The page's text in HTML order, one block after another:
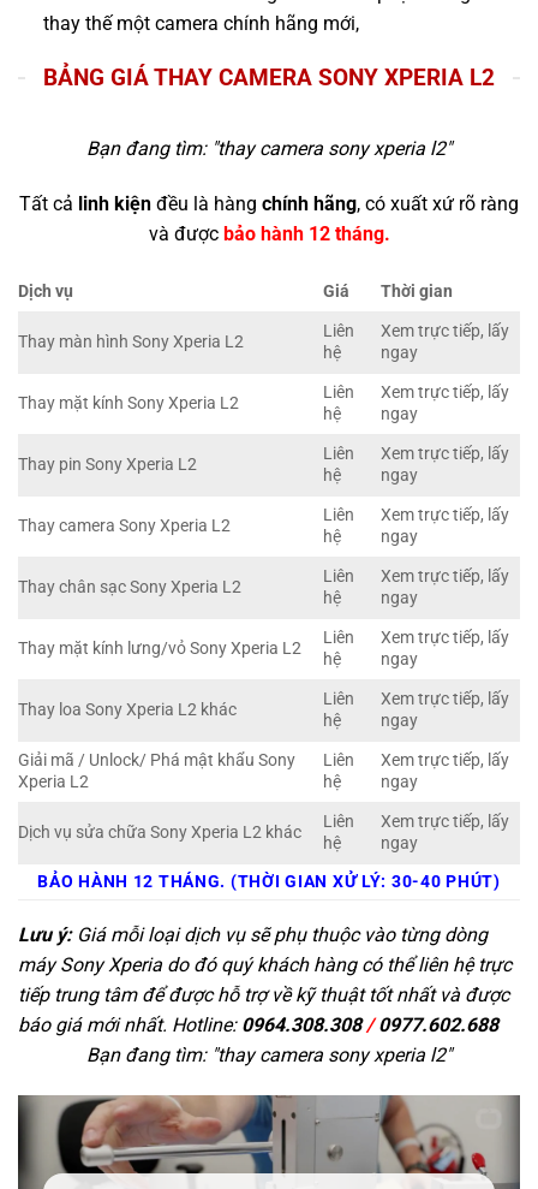
thay thế một camera chính hãng mới,
BẢNG GIÁ THAY CAMERA SONY XPERIA L2
Bạn đang tìm: "thay camera sony xperia l2"
Tất cả linh kiện đều là hàng chính hãng, có xuất xứ rõ ràng
và được bảo hành 12 tháng.
Dịch vụ Giá Thời gian
Thay màn hình Sony Xperia L2
Liên
hệ
Xem trực tiếp, lấy
ngay
Thay mặt kính Sony Xperia L2
Liên
hệ
Xem trực tiếp, lấy
ngay
Thay pin Sony Xperia L2
Liên
hệ
Xem trực tiếp, lấy
ngay
Thay camera Sony Xperia L2
Liên
hệ
Xem trực tiếp, lấy
ngay
Thay chân sạc Sony Xperia L2
Liên
hệ
Xem trực tiếp, lấy
ngay
Thay mặt kính lưng/vỏ Sony Xperia L2
Liên
hệ
Xem trực tiếp, lấy
ngay
Thay loa Sony Xperia L2 khác
Liên
hệ
Xem trực tiếp, lấy
ngay
Giải mã / Unlock/ Phá mật khẩu Sony
Xperia L2
Liên
hệ
Xem trực tiếp, lấy
ngay
Dịch vụ sửa chữa Sony Xperia L2 khác
Liên
hệ
Xem trực tiếp, lấy
ngay
BẢO HÀNH 12 THÁNG. (THỜI GIAN XỬ LÝ: 30-40 PHÚT)
Lưu ý:Giá mỗi loại dịch vụ sẽ phụ thuộc vào từng dòng
máy Sony Xperia do đó quý khách hàng có thể liên hệ trực
tiếp trung tâm để được hỗ trợ về kỹ thuật tốt nhất và được
báo giá mới nhất. Hotline: 0964.308.308/0977.602.688
Bạn đang tìm: "thay camera sony xperia l2"